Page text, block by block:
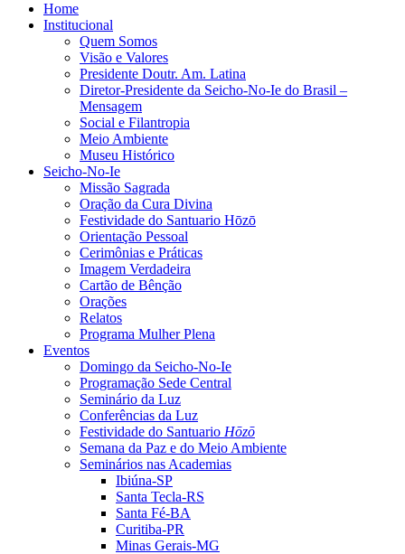
Home
Institucional
Quem Somos
Visão e Valores
Presidente Doutr. Am. Latina
Diretor-Presidente da Seicho-No-Ie do Brasil –
Mensagem
Social e Filantropia
Meio Ambiente
Museu Histórico
Seicho-No-Ie
Missão Sagrada
Oração da Cura Divina
Festividade do Santuario Hōzō
Orientação Pessoal
Cerimônias e Práticas
Imagem Verdadeira
Cartão de Bênção
Orações
Relatos
Programa Mulher Plena
Eventos
Domingo da Seicho-No-Ie
Programação Sede Central
Seminário da Luz
Conferências da Luz
Festividade do Santuario Hōzō
Semana da Paz e do Meio Ambiente
Seminários nas Academias
Ibiúna-SP
Santa Tecla-RS
Santa Fé-BA
Curitiba-PR
Minas Gerais-MG